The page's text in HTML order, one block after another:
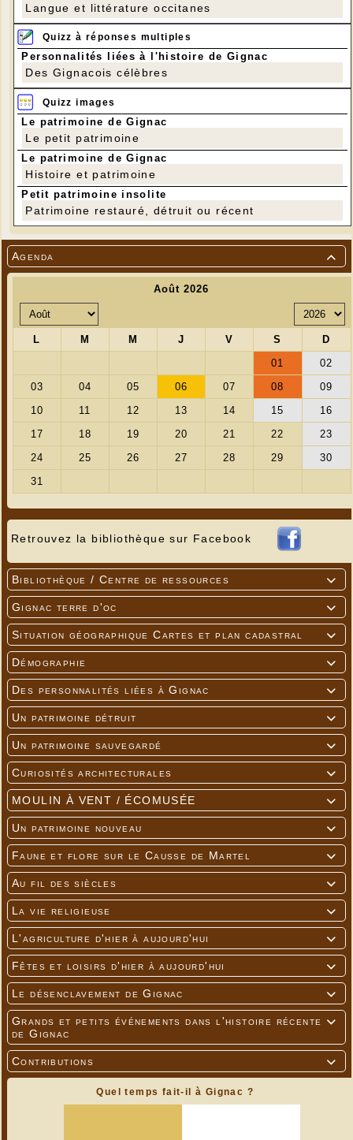

Agenda
Retrouvez la bibliothèque sur Facebook

Bibliothèque / Centre de ressources

Gignac terre d'oc

Situation géographique Cartes et plan cadastral

Démographie

Des personnalités liées à Gignac

Un patrimoine détruit

Un patrimoine sauvegardé

Curiosités architecturales

MOULIN À VENT / ÉCOMUSÉE

Un patrimoine nouveau

Faune et flore sur le Causse de Martel

Au fil des siècles

La vie religieuse

L'agriculture d'hier à aujourd'hui

Fêtes et loisirs d'hier à aujourd'hui

Le désenclavement de Gignac

Grands et petits événements dans l'histoire récente
de Gignac

Contributions
Quel temps fait-il à Gignac ?
Langue et littérature occitanes
Quizz à réponses multiples
Personnalités liées à l'histoire de Gignac
Des Gignacois célèbres
Quizz images
Le patrimoine de Gignac
Le petit patrimoine
Le patrimoine de Gignac
Histoire et patrimoine
Petit patrimoine insolite
Patrimoine restauré, détruit ou récent